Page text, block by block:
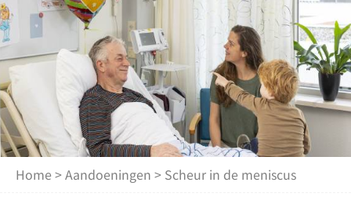
Home >Aandoeningen > Scheur in de meniscus